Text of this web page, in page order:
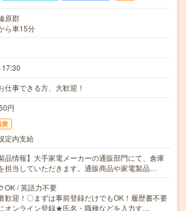
原郡
ら車15分
仕事できる方、大歓迎！
円
費
定内支給
品情報】大手家電メーカーの通販部門にて、倉庫
担当していただきます。通販商品や家電製品…
OK / 英語力不要
迎！〇まずは事前登録だけでもOK！履歴書不要
オンライン登録★氏名・職種などを入力す…